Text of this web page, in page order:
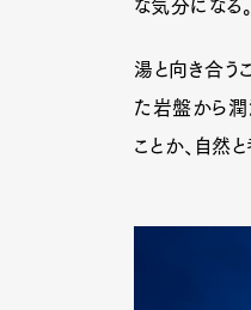
な気分になる。
湯と向き合う
た岩盤から潤
ことか、自然